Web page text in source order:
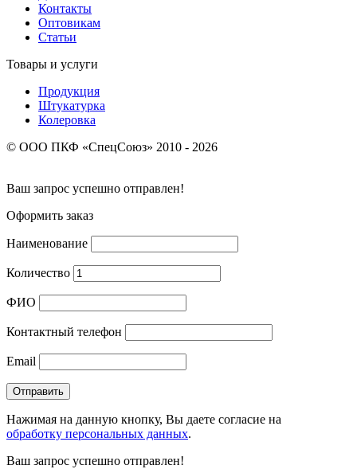
Контакты
Оптовикам
Статьи
Товары и услуги
Продукция
Штукатурка
Колеровка
© ООО ПКФ «СпецСоюз» 2010 - 2026
Ваш запрос успешно отправлен!
Оформить заказ
Наименование
Количество
ФИО
Контактный телефон
Email
Нажимая на данную кнопку, Вы даете согласие на
обработку персональных данных.
Ваш запрос успешно отправлен!